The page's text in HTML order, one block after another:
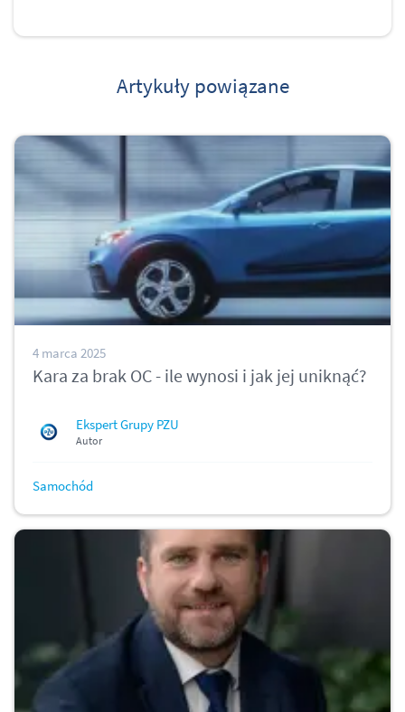
Artykuły powiązane
4 marca 2025
Kara za brak OC - ile wynosi i jak jej uniknąć?
Ekspert Grupy PZU
Autor
Samochód